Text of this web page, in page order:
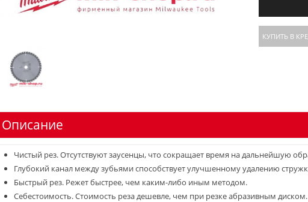
КУПИТЬ В
Описание
Чистый рез. Отсутствуют заусенцы, что сокращает время на дальнейшую
Глубокий канал между зубьями способствует улучшенному удалению
Быстрый рез. Режет быстрее, чем каким-либо иным методом.
Себестоимость. Стоимость реза дешевле, чем при резке абразивным диском.